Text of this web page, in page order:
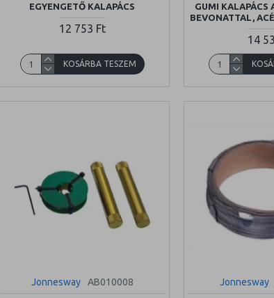
EGYENGETŐ KALAPÁCS
12 753 Ft
KOSÁRBA TESZEM
GUMI KALAPÁCS
BEVONATTAL,
14
Jonnesway AB010008 Jonnesway